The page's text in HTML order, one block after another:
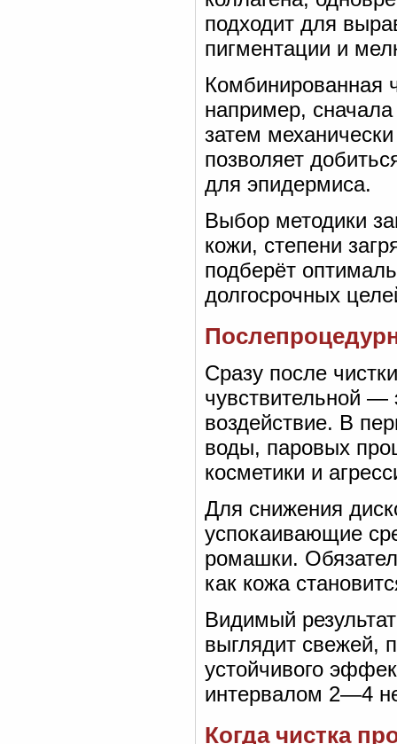
подходит для
пигментации и
Комбинированная
например,
затем
позволяет
для эпидермиса.
Выбор методики
кожи, степени
подберёт
долгосрочных
Сразу после
чувствительной —
воздействие. В
воды, паровых
косметики и
Для снижения
успокаивающие
ромашки.
как кожа
Видимый
выглядит свежей,
устойчивого
интервалом 2—4
Когда чистка